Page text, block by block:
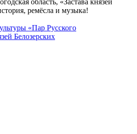
область, «Застава князей
ремёсла и музыка!